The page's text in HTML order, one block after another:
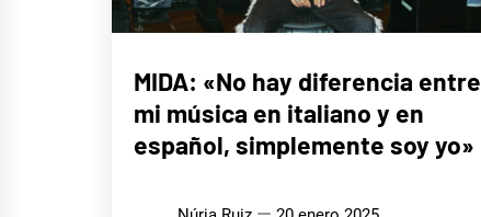
MÚSICA
MIDA: «No hay diferencia entre
mi música en italiano y en
español, simplemente soy yo»